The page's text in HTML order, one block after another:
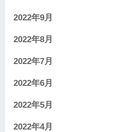
2022年9月
2022年8月
2022年7月
2022年6月
2022年5月
2022年4月